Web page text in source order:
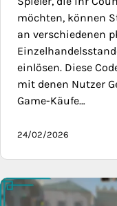
möchten, können
an verschiedenen
einlösen. Diese
mit denen Nutzer
Game-Käufe…
24/02/2026